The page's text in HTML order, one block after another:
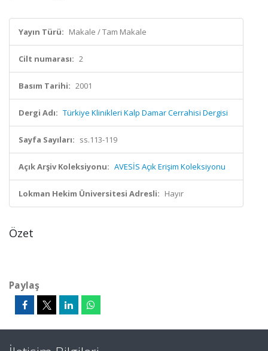
Yayın Türü: Makale / Tam Makale
Cilt numarası: 2
Basım Tarihi: 2001
Dergi Adı: Türkiye Klinikleri Kalp Damar Cerrahisi Dergisi
Sayfa Sayıları: ss.113-119
Açık Arşiv Koleksiyonu: AVESİS Açık Erişim Koleksiyonu
Lokman Hekim Üniversitesi Adresli: Hayır
Özet
Paylaş